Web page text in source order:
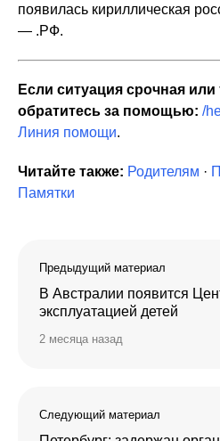
появилась кириллическая
— .РФ.
Если ситуация срочная
обратитесь за помощью: /
Линия помощи.
Читайте также: Родителям ·
Памятки
Предыдущий материал
В Австралии появится
эксплуатацией детей
2 месяца назад
Следующий материал